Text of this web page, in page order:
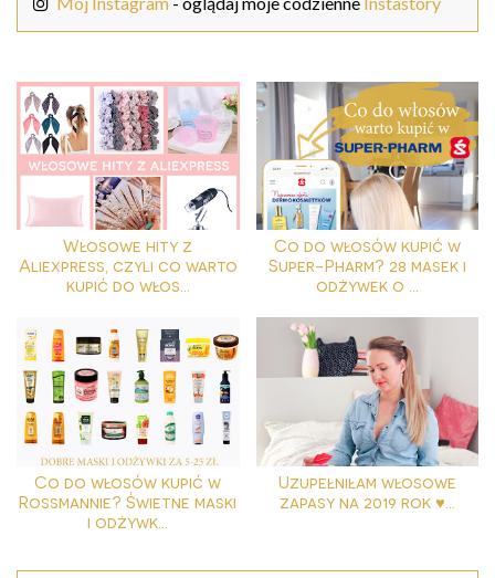
Włosowe hity z
Aliexpress, czyli co warto
kupić do włos...
Co do włosów kupić w
Super-Pharm? 28 masek i
odżywek o ...
Co do włosów kupić w
Rossmannie? Świetne maski
i odżywk...
Uzupełniłam włosowe
zapasy na 2019 rok ♥...